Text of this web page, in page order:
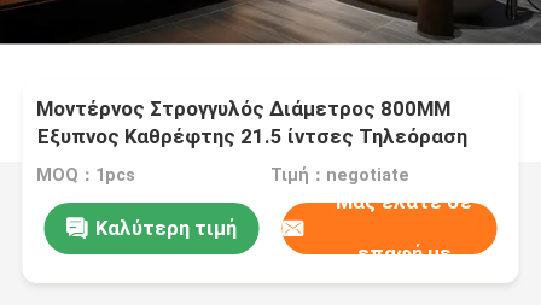
Μοντέρνος Στρογγυλός Διάμετρος 800MM
Έξυπνος Καθρέφτης 21.5 ίντσες Τηλεόραση
Φωτιζόμενη Οθόνη Αφής LED Έξυπνος
Καθρέφτης Αναλυτής Δέρματος Magic Mirror
Design
MOQ：1pcs Τιμή：negotiate
Καλύτερη τιμή
Μας ελάτε σε
επαφή με